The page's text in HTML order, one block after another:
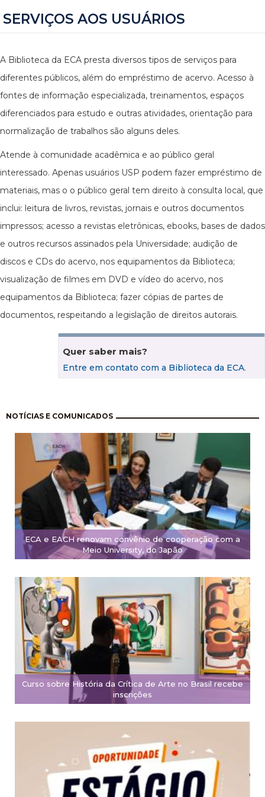
SERVIÇOS AOS USUÁRIOS
A Biblioteca da ECA presta diversos tipos de serviços para
diferentes públicos, além do empréstimo de acervo. Acesso à
fontes de informação especializada, treinamentos, espaços
diferenciados para estudo e outras atividades, orientação para
normalização de trabalhos são alguns deles.
Atende à comunidade acadêmica e ao público geral
interessado. Apenas usuários USP podem fazer empréstimo de
materiais, mas o o público geral tem direito à consulta local, que
inclui: leitura de livros, revistas, jornais e outros documentos
impressos; acesso a revistas eletrônicas, ebooks, bases de dados
e outros recursos assinados pela Universidade; audição de
discos e CDs do acervo, nos equipamentos da Biblioteca;
visualização de filmes em DVD e vídeo do acervo, nos
equipamentos da Biblioteca; fazer cópias de partes de
documentos, respeitando a legislação de direitos autorais.
Quer saber mais?
Entre em contato com a Biblioteca da ECA.
NOTÍCIAS E COMUNICADOS
ECA e EACH renovam convênio de cooperação com a
Meio University, do Japão
Curso sobre História da Crítica de Arte no Brasil recebe
inscrições
Paginação